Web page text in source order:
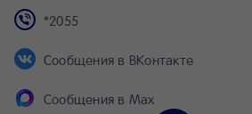
*2055
Сообщения в ВКонтакте
Сообщения в Max